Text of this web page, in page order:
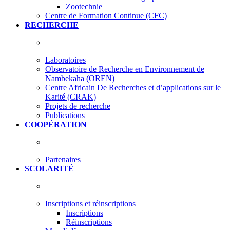
Zootechnie
Centre de Formation Continue (CFC)
RECHERCHE
Laboratoires
Observatoire de Recherche en Environnement de
Nambekaha (OREN)
Centre Africain De Recherches et d’applications sur le
Karité (CRAK)
Projets de recherche
Publications
COOPÉRATION
Partenaires
SCOLARITÉ
Inscriptions et réinscriptions
Inscriptions
Réinscriptions